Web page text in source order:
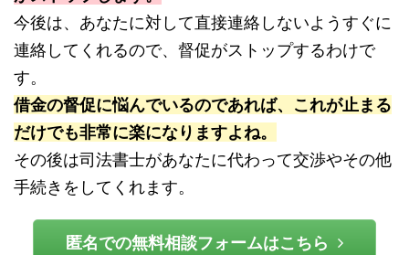
今後は、あなたに対して直接連絡しないようすぐに
連絡してくれるので、督促がストップするわけで
す。
借金の督促に悩んでいるのであれば、これが止まる
だけでも非常に楽になりますよね。
その後は司法書士があなたに代わって交渉やその他
手続きをしてくれます。
匿名での無料相談フォームはこちら